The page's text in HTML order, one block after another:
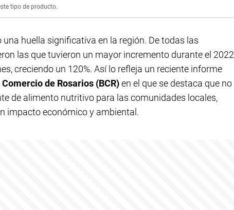
tipo de producto.
huella significativa en la región. De todas las
las que tuvieron un mayor incremento durante el 2022
creciendo un 120%. Así lo refleja un reciente informe
Comercio de Rosarios (BCR)en el que se destaca que no
de alimento nutritivo para las comunidades locales,
impacto económico y ambiental.